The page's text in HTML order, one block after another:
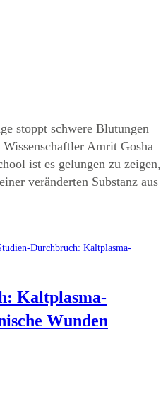
stoppt schwere Blutungen
Amrit Gosha
ist es gelungen zu zeigen,
veränderten Substanz aus
Kaltplasma-
Wunden